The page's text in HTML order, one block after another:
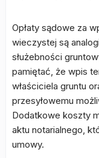
Opłaty sądowe za
wieczystej są
służebności
pamiętać, że wpis
właściciela gruntu
przesyłowemu
Dodatkowe koszty
aktu notarialnego,
umowy.